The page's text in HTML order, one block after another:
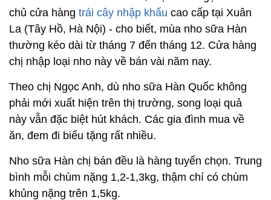
chủ cửa hàng trái cây nhập khẩu cao cấp tại Xuân
La (Tây Hồ, Hà Nội) - cho biết, mùa nho sữa Hàn
thường kéo dài từ tháng 7 đến tháng 12. Cửa hàng
chị nhập loại nho này về bán vài năm nay.
Theo chị Ngọc Anh, dù nho sữa Hàn Quốc không
phải mới xuất hiện trên thị trường, song loại quả
này vẫn đặc biệt hút khách. Các gia đình mua về
ăn, đem đi biếu tặng rất nhiều.
Nho sữa Hàn chị bán đều là hàng tuyển chọn. Trung
bình mỗi chùm nặng 1,2-1,3kg, thậm chí có chùm
khủng nặng trên 1,5kg.